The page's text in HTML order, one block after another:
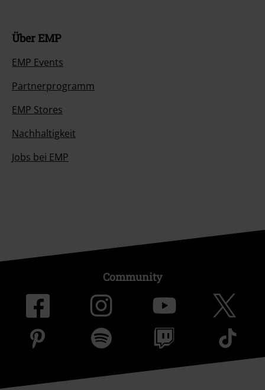
Über EMP
EMP Events
Partnerprogramm
EMP Stores
Nachhaltigkeit
Jobs bei EMP
Community